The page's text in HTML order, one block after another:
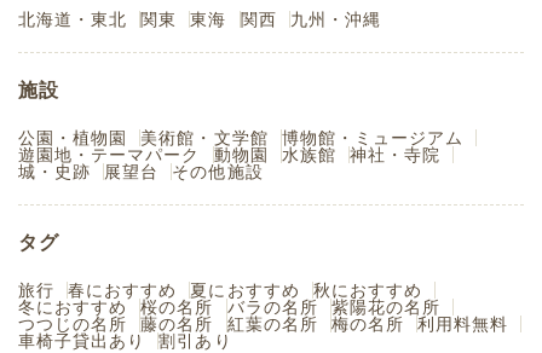
北海道・東北 関東 東海 関西 九州・沖縄
施設
公園・植物園 美術館・文学館
博物館・ミュージアム
遊園地・テーマパーク
動物園 水族館
神社・寺院
城・史跡
展望台 その他施設
タグ
旅行 春におすすめ 夏におすすめ
秋におすすめ
冬におすすめ
桜の名所 バラの名所
紫陽花の名所
つつじの名所
藤の名所 紅葉の名所 梅の名所
利用料無料
車椅子貸出あり
割引あり